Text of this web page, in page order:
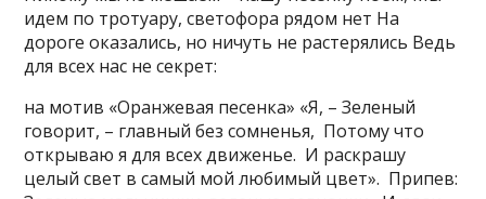
идем по тротуару, светофора рядом нет На
дороге оказались, но ничуть не растерялись Ведь
для всех нас не секрет:
на мотив «Оранжевая песенка» «Я, – Зеленый
говорит, – главный без сомненья, Потому что
открываю я для всех движенье. И раскрашу
целый свет в самый мой любимый цвет». Припев: